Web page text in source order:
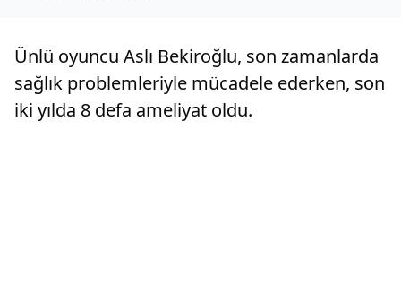
Ünlü oyuncu Aslı Bekiroğlu, son zamanlarda
sağlık problemleriyle mücadele ederken, son
iki yılda 8 defa ameliyat oldu.